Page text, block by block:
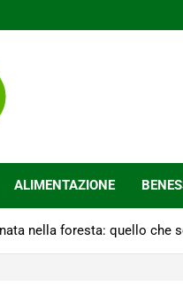
ALIMENTAZIONE
nella foresta: quello